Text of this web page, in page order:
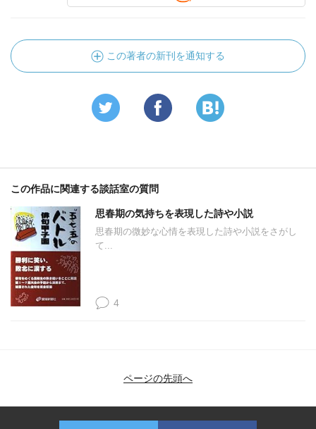
この著者の新刊を通知する
この作品に関連する談話室の質問
思春期の気持ちを表現した詩や小説
思春期の微妙な心情を表現した詩や小説をさがし
て...
4
ページの先頭へ